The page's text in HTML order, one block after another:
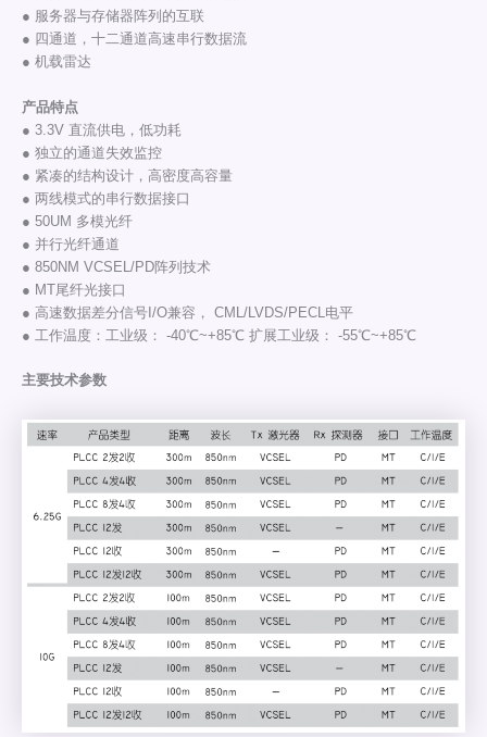
● 服务器与存储器阵列的互联
● 四通道，十二通道高速串行数据流
● 机载雷达
产品特点
● 3.3V 直流供电，低功耗
● 独立的通道失效监控
● 紧凑的结构设计，高密度高容量
● 两线模式的串行数据接口
● 50UM 多模光纤
● 并行光纤通道
● 850NM VCSEL/PD阵列技术
● MT尾纤光接口
● 高速数据差分信号I/O兼容， CML/LVDS/PECL电平
● 工作温度：工业级： -40℃~+85℃ 扩展工业级： -55℃~+85℃
主要技术参数